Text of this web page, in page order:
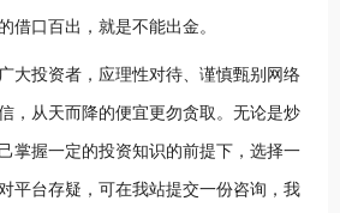
借口百出，就是不能出金。
投资者，应理性对待、谨慎甄别网络
，从天而降的便宜更勿贪取。无论是炒
掌握一定的投资知识的前提下，选择一
平台存疑，可在我站提交一份咨询，我